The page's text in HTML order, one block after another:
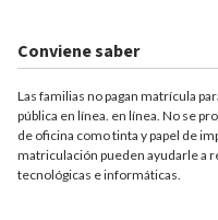
Conviene saber
Las familias no pagan matrícula
pública en línea. en línea. No se
de oficina como tinta y papel de
matriculación pueden ayudarle a
tecnológicas e informáticas.